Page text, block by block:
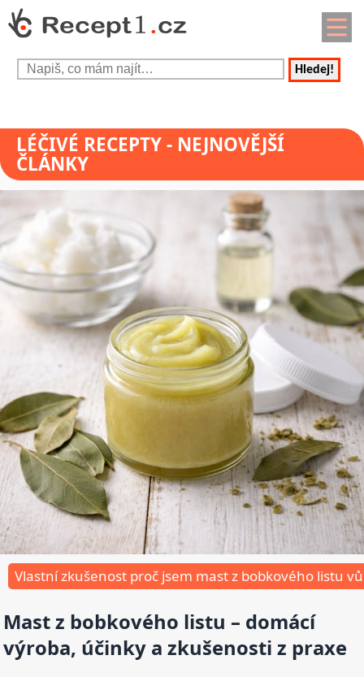
Hledej!
LÉČIVÉ RECEPTY- NEJNOVĚJŠÍ
ČLÁNKY
Vlastní zkušenost proč jsem mast z bobkového listu
Mast z bobkového listu – domácí
výroba, účinky a zkušenosti z praxe